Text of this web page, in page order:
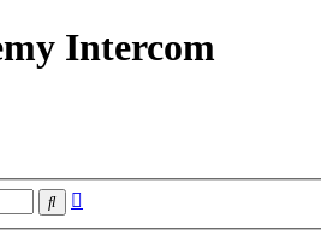
Intercom
Suche